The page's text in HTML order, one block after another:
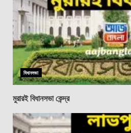
বিধানসভা
মুরারই বিধানসভা কেন্দ্র